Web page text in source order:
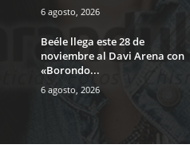
6 agosto, 2026
Beéle llega este 28 de
noviembre al Davi Arena con
«Borondo...
6 agosto, 2026